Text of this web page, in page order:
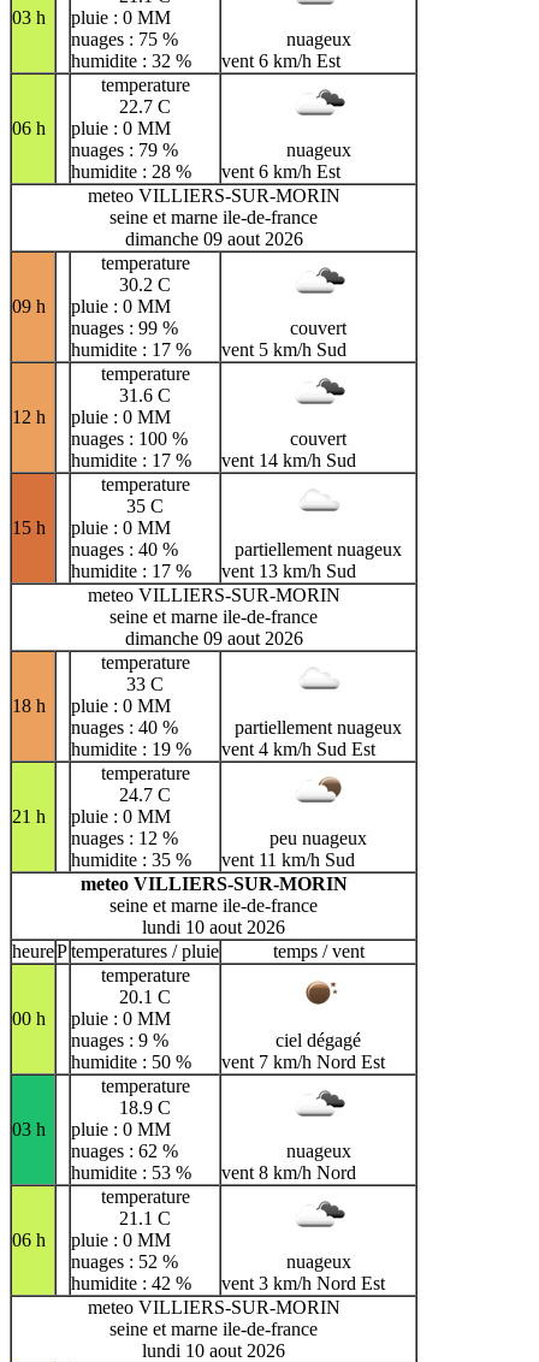
03 h
pluie : 0 MM
nuages : 75 %
humidite : 32 %
nuageux
vent 6 km/h Est
06 h
temperature
22.7 C
pluie : 0 MM
nuages : 79 %
humidite : 28 %
nuageux
vent 6 km/h Est
meteo VILLIERS-SUR-MORIN
seine et marne ile-de-france
dimanche 09 aout 2026
09 h
temperature
30.2 C
pluie : 0 MM
nuages : 99 %
humidite : 17 %
couvert
vent 5 km/h Sud
12 h
temperature
31.6 C
pluie : 0 MM
nuages : 100 %
humidite : 17 %
couvert
vent 14 km/h Sud
15 h
temperature
35 C
pluie : 0 MM
nuages : 40 %
humidite : 17 %
partiellement nuageux
vent 13 km/h Sud
meteo VILLIERS-SUR-MORIN
seine et marne ile-de-france
dimanche 09 aout 2026
18 h
temperature
33 C
pluie : 0 MM
nuages : 40 %
humidite : 19 %
partiellement nuageux
vent 4 km/h Sud Est
21 h
temperature
24.7 C
pluie : 0 MM
nuages : 12 %
humidite : 35 %
peu nuageux
vent 11 km/h Sud
meteo VILLIERS-SUR-MORIN
seine et marne ile-de-france
lundi 10 aout 2026
heurePtemperatures / pluie temps / vent
00 h
temperature
20.1 C
pluie : 0 MM
nuages : 9 %
humidite : 50 %
ciel dégagé
vent 7 km/h Nord Est
03 h
temperature
18.9 C
pluie : 0 MM
nuages : 62 %
humidite : 53 %
nuageux
vent 8 km/h Nord
06 h
temperature
21.1 C
pluie : 0 MM
nuages : 52 %
humidite : 42 %
nuageux
vent 3 km/h Nord Est
meteo VILLIERS-SUR-MORIN
seine et marne ile-de-france
lundi 10 aout 2026